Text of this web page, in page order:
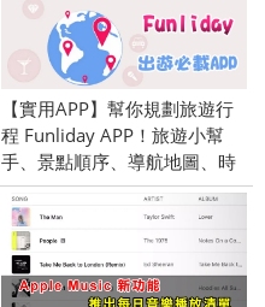
【實用APP】幫你規劃旅遊行
程 Funliday APP！旅遊小幫
手、景點順序、導航地圖、時
間距離計算 (安卓／iPhone版)